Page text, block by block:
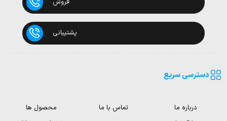
پشتیبانی
دسترسی سریع
درباره ما تماس با ما
محصول ها